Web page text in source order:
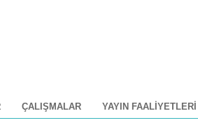
ÇALIŞMALAR YAYIN FAALIYETLERI